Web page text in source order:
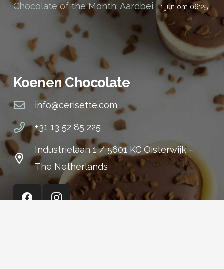
Chocolate of the Month: Aardbei 1 jun om 06:25
Koenen Chocolate
info@cerisette.com
+31 13 52 85 225
Industrielaan 1 / 5601 KC Oisterwijk –
The Netherlands